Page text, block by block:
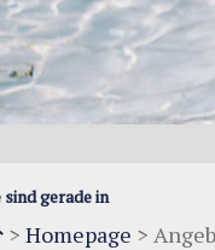
sind gerade in
> Homepage >